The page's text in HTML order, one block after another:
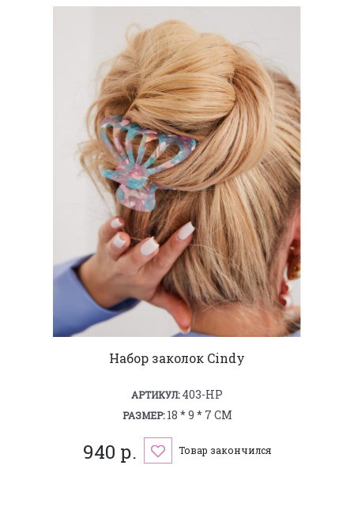
Набор заколок Cindy
АРТИКУЛ:403-HP
РАЗМЕР:18 * 9 * 7 СМ
940 р. Товар закончился